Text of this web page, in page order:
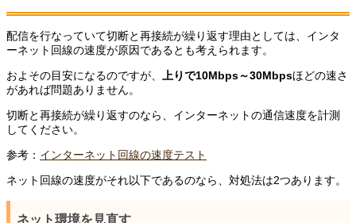
配信を行なっていて切断と再接続が繰り返す理由としては、インタ
ーネット回線の速度が原因であるとも考えられます。
およその目安になるのですが、
上りで10Mbps～30Mbpsほどの速さ
があれば問題ありません。
切断と再接続が繰り返すのなら、インターネットの通信速度を計測
してください。
参考： インターネット回線の速度テスト
ネット回線の速度がそれ以下であるのなら、対処法は2つあります。
ネット環境を見直す